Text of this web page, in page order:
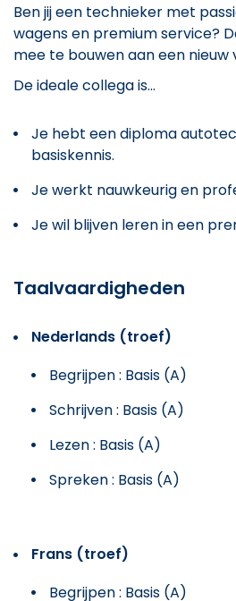
Ben jij een technieker met
wagens en premium service?
mee te bouwen aan een nieuw
De ideale collega is...
Je hebt een diploma
basiskennis.
Je werkt nauwkeurig en
Je wil blijven leren in een
Taalvaardigheden
Nederlands (troef)
Begrijpen : Basis (A)
Schrijven : Basis (A)
Lezen : Basis (A)
Spreken : Basis (A)
Frans (troef)
Begrijpen : Basis (A)